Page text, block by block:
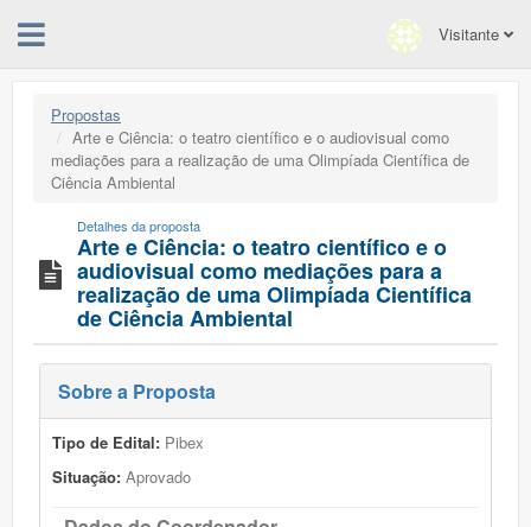
Visitante
Propostas
Arte e Ciência: o teatro científico e o audiovisual como
mediações para a realização de uma Olimpíada Científica de
Ciência Ambiental
Detalhes da proposta
Arte e Ciência: o teatro científico e o
audiovisual como mediações para a
realização de uma Olimpíada Científica
de Ciência Ambiental
Sobre a Proposta
Tipo de Edital: Pibex
Situação: Aprovado